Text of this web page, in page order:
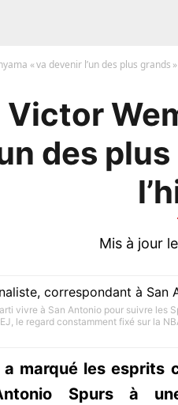
« va devenir l’un des plus grands »
Victor
des
Mis à jour
correspondant à San
vivre à San Antonio pour suivre les
le regard constamment fixé sur la
marqué les esprits
Spurs à